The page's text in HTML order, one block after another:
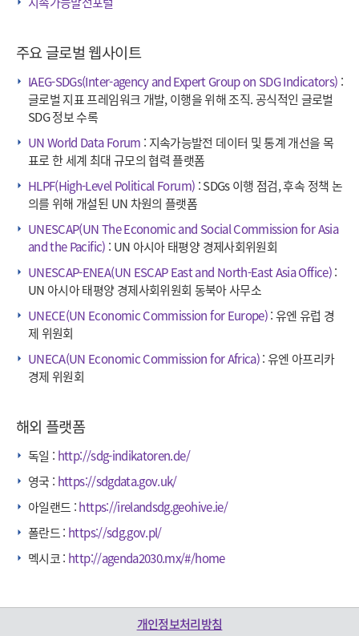
주요 글로벌 웹사이트
IAEG-SDGs(Inter-agency and Expert Group on SDG Indicators) :
글로벌 지표 프레임워크 개발, 이행을 위해 조직. 공식적인 글로벌
SDG 정보 수록
UN World Data Forum : 지속가능발전 데이터 및 통계 개선을 목
표로 한 세계 최대 규모의 협력 플랫폼
HLPF(High-Level Political Forum) : SDGs 이행 점검, 후속 정책 논
의를 위해 개설된 UN 차원의 플랫폼
UNESCAP(UN The Economic and Social Commission for Asia
and the Pacific) : UN 아시아 태평양 경제사회위원회
UNESCAP-ENEA(UN ESCAP East and North-East Asia Office):
UN 아시아 태평양 경제사회위원회 동북아 사무소
UNECE(UN Economic Commission for Europe): 유엔 유럽 경
제 위원회
UNECA(UN Economic Commission for Africa): 유엔 아프리카
경제 위원회
해외 플랫폼
독일 : http://sdg-indikatoren.de/
영국 : https://sdgdata.gov.uk/
아일랜드 :https://irelandsdg.geohive.ie/
폴란드 : https://sdg.gov.pl/
멕시코 : http://agenda2030.mx/#/home
개인정보처리방침